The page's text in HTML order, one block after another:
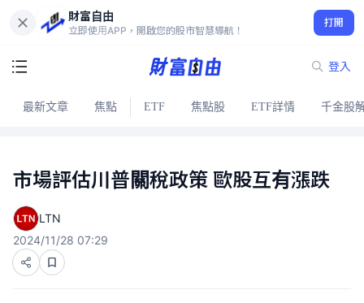
財富自由
立即使用APP，開啟您的股市智慧導航！
打開
登入
最新文章 焦點 ETF 焦點股 ETF詳情 千金股
市場評估川普關稅政策 歐股互有漲跌
LTN
2024/11/28 07:29